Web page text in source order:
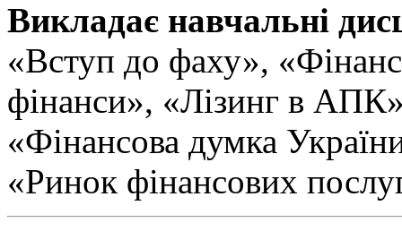
Викладає навчальні
«Вступ до фаху»,
фінанси», «Лізинг в
«Фінансова думка
«Ринок фінансових